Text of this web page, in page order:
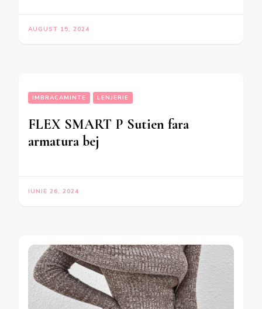
AUGUST 15, 2024
IMBRACAMINTE LENJERIE
FLEX SMART P Sutien fara
armatura bej
IUNIE 26, 2024